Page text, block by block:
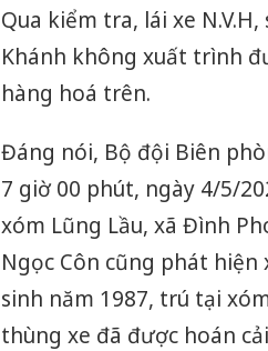
Qua kiểm tra, lái xe
Khánh không xuất trình
hàng hoá trên.
Đáng nói, Bộ đội Biên
7 giờ 00 phút, ngày 4/5/
xóm Lũng Lầu, xã Đình
Ngọc Côn cũng phát hiện
sinh năm 1987, trú tại
thùng xe đã được hoán